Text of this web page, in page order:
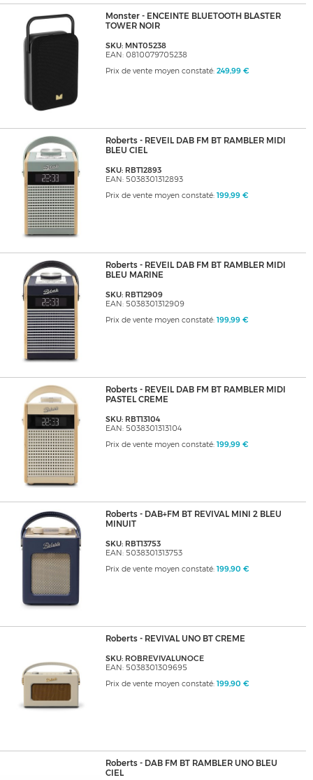
Monster - ENCEINTE BLUETOOTH BLASTER
TOWER NOIR
SKU: MNT05238
EAN: 0810079705238
Prix de vente moyen constaté: 249,99 €
Roberts - REVEIL DAB FM BT RAMBLER MIDI
BLEU CIEL
SKU: RBT12893
EAN: 5038301312893
Prix de vente moyen constaté: 199,99 €
Roberts - REVEIL DAB FM BT RAMBLER MIDI
BLEU MARINE
SKU: RBT12909
EAN: 5038301312909
Prix de vente moyen constaté: 199,99 €
Roberts - REVEIL DAB FM BT RAMBLER MIDI
PASTEL CREME
SKU: RBT13104
EAN: 5038301313104
Prix de vente moyen constaté: 199,99 €
Roberts - DAB+FM BT REVIVAL MINI 2 BLEU
MINUIT
SKU: RBT13753
EAN: 5038301313753
Prix de vente moyen constaté: 199,90 €
Roberts - REVIVAL UNO BT CREME
SKU: ROBREVIVALUNOCE
EAN: 5038301309695
Prix de vente moyen constaté: 199,90 €
Roberts - DAB FM BT RAMBLER UNO BLEU
CIEL